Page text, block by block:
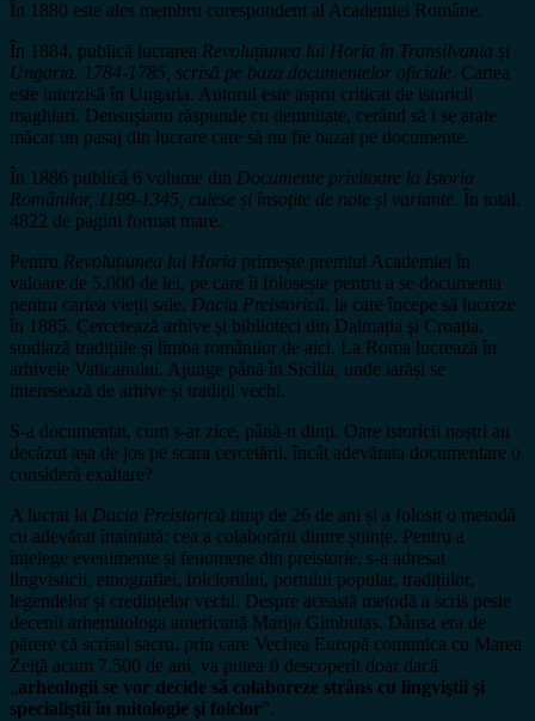
În 1880 este ales membru corespondent al Academiei Române.
În 1884, publică lucrarea Revoluțiunea lui Horia în Transilvania și
Ungaria. 1784-1785, scrisă pe baza documentelor oficiale. Cartea
este interzisă în Ungaria. Autorul este aspru criticat de istoricii
maghiari. Densușianu răspunde cu demnitate, cerând să i se arate
măcar un pasaj din lucrare care să nu fie bazat pe documente.
În 1886 publică 6 volume din Documente privitoare la Istoria
Românilor, 1199-1345, culese și însoțite de note și variante. În total,
4822 de pagini format mare.
Pentru Revoluțiunea lui Horia primește premiul Academiei în
valoare de 5.000 de lei, pe care îi folosește pentru a se documenta
pentru cartea vieții sale, Dacia Preistorică, la care începe să lucreze
în 1885. Cercetează arhive și biblioteci din Dalmația și Croația,
studiază tradițiile și limba românilor de aici. La Roma lucrează în
arhivele Vaticanului. Ajunge până în Sicilia, unde iarăși se
interesează de arhive și tradiții vechi.
S-a documentat, cum s-ar zice, până-n dinți. Oare istoricii noștri au
decăzut așa de jos pe scara cercetării, încât adevărata documentare o
consideră exaltare?
A lucrat la Dacia Preistorică timp de 26 de ani și a folosit o metodă
cu adevărat înaintată: cea a colaborării dintre științe. Pentru a
înțelege evenimente și fenomene din preistorie, s-a adresat
lingvisticii, etnografiei, folclorului, portului popular, tradițiilor,
legendelor și credințelor vechi. Despre această metodă a scris peste
decenii arhemitologa americană Marija Gimbutas. Dânsa era de
părere că scrisul sacru, prin care Vechea Europă comunica cu Marea
Zeiţă acum 7.500 de ani, va putea fi descoperit doar dacă
„arheologii se vor decide să colaboreze strâns cu lingviştii şi
specialiştii în mitologie şi folclor”.